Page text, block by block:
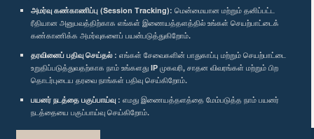
அமர்வு கண்காணிப்பு (Session Tracking): மென்மையான மற்றும் தனிப்பட்ட
ரீதியான அனுபவத்திற்காக எங்கள் இணையத்தளத்தில் உங்கள் செயற்பாட்டைக்
கண்காணிக்க அமர்வுகளைப் பயன்படுத்துகிறோம்.
தரவினைப் பதிவு செய்தல் : எங்கள் சேவைகளின் பாதுகாப்பு மற்றும் செயற்பாட்டை
உறுதிப்படுத்துவதற்காக நாம் உங்களது IP முகவரி, சாதன விவரங்கள் மற்றும் பிற
தொடர்புடைய தரவை நாங்கள் பதிவு செய்கிறோம்.
பயனர் நடத்தை பகுப்பாய்வு : எமது இணையத்தளத்தை மேம்படுத்த நாம் பயனர்
நடத்தையை பகுப்பாய்வு செய்கிறோம்.
எம்மை பின்தொடர்க :
விருதுகள்
தனியுரிமைக் கொள்கை